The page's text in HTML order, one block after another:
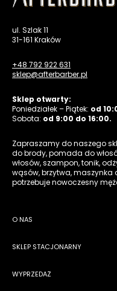
ul. Szlak 11
31-161 Kraków
+48 792 922 631
sklep@afterbarber.pl
Sklep otwarty:
Poniedziałek – Piątek: od
Sobota: od 9:00 do 16:00.
Zapraszamy do naszego
do brody, pomada do
włosów, szampon, tonik,
wąsów, brzytwa, maszynka
potrzebuje nowoczesny
O NAS
SKLEP STACJONARNY
WYPRZEDAŻ